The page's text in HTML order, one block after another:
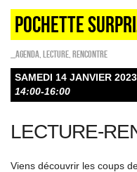
POCHETTE
_Agenda Lecture Rencontre
SAMEDI 14 JANVIER 2023
14:00-16:00
LECTURE-
Viens découvrir les coups